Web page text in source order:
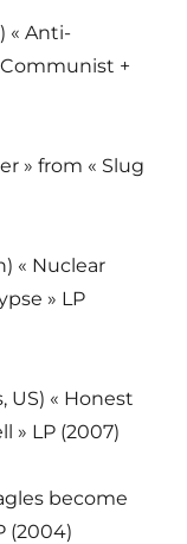
« Anti-
+
» from « Slug
« Nuclear
» LP
US) « Honest
» LP (2007)
become
(2004)